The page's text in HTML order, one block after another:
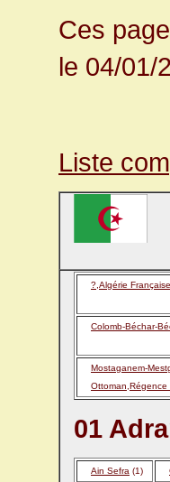
Ces
le 04/01/
Liste
?,Algérie Française
Colomb-Béchar-
Mostaganem-
Ottoman,Régence
01
Ain Sefra (1)